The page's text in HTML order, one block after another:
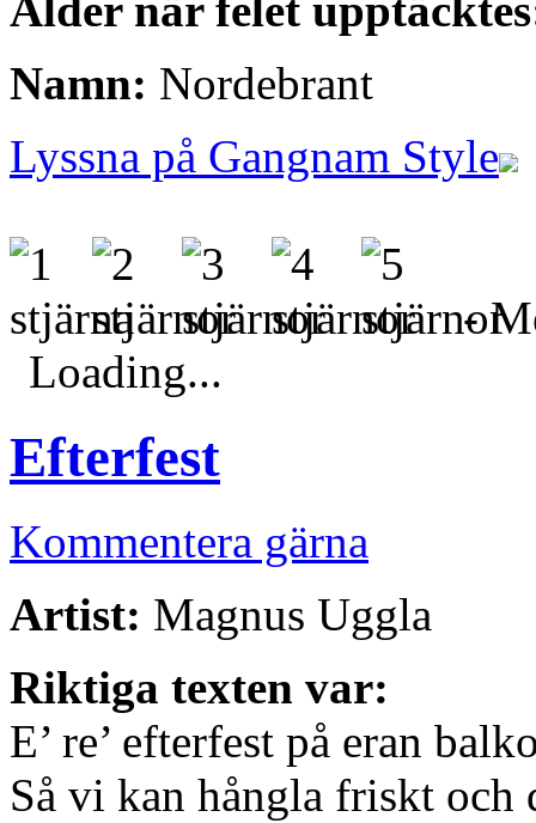
Ålder när felet
Namn: Nordebrant
Lyssna på Gangnam Style
-
Loading...
Efterfest
Kommentera gärna
Artist: Magnus Uggla
Riktiga texten var:
E’ re’ efterfest på eran
Så vi kan hångla friskt